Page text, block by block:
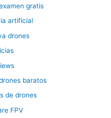
gratis
artificial
drones
baratos
de drones
FPV